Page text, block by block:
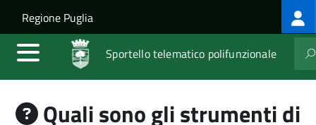
Salta al contenuto principale
Skip to site navigation
Regione Puglia
Sportello telematico polifunzionale
Quali sono gli strumenti di